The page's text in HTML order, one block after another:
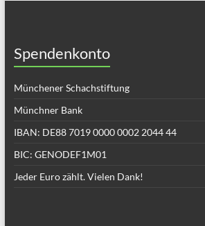
Spendenkonto
Münchener Schachstiftung
Münchner Bank
IBAN: DE88 7019 0000 0002 2044 44
BIC: GENODEF1M01
Jeder Euro zählt. Vielen Dank!